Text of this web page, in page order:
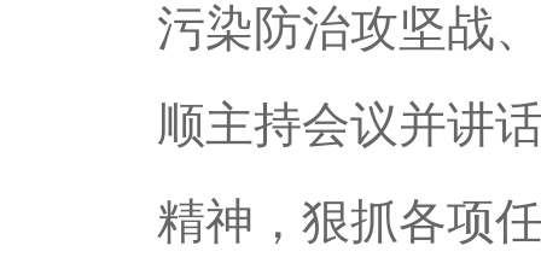
污染防治攻坚战
顺主持会议并讲
精神，狠抓各项